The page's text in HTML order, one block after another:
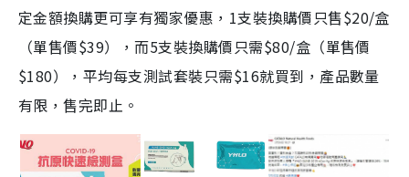
定金額換購更可享有獨家優惠，1支裝換購價只售$20/盒
（單售價$39），而5支裝換購價只需$80/盒（單售價
$180），平均每支測試套裝只需$16就買到，產品數量
有限，售完即止。